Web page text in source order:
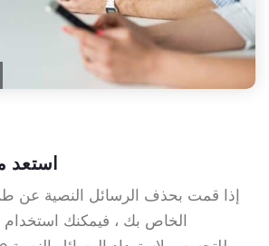
استعد
إذا قمت بحذف الرسائل النصية عن